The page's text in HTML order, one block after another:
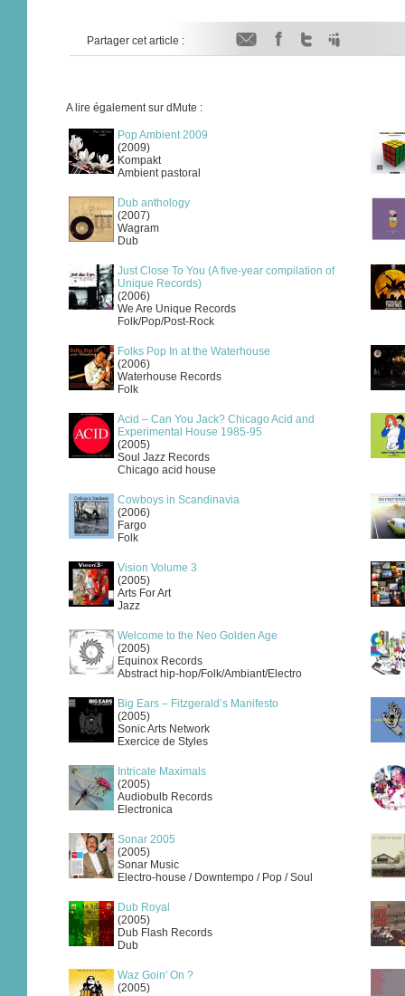
Partager cet article :
A lire également sur dMute :
Pop Ambient 2009
(2009)
Kompakt
Ambient pastoral
Dub anthology
(2007)
Wagram
Dub
Just Close To You (A five-year compilation of
Unique Records)
(2006)
We Are Unique Records
Folk/Pop/Post-Rock
Folks Pop In at the Waterhouse
(2006)
Waterhouse Records
Folk
Acid – Can You Jack? Chicago Acid and
Experimental House 1985-95
(2005)
Soul Jazz Records
Chicago acid house
Cowboys in Scandinavia
(2006)
Fargo
Folk
Vision Volume 3
(2005)
Arts For Art
Jazz
Welcome to the Neo Golden Age
(2005)
Equinox Records
Abstract hip-hop/Folk/Ambiant/Electro
Big Ears – Fitzgerald’s Manifesto
(2005)
Sonic Arts Network
Exercice de Styles
Intricate Maximals
(2005)
Audiobulb Records
Electronica
Sonar 2005
(2005)
Sonar Music
Electro-house / Downtempo / Pop / Soul
Dub Royal
(2005)
Dub Flash Records
Dub
Waz Goin' On ?
(2005)